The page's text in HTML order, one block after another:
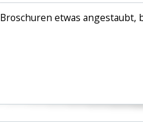
‎Broschuren etwas angestaubt,